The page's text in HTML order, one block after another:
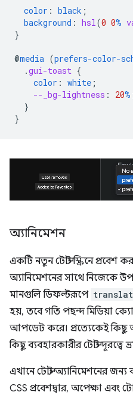
color : black ;
background : hsl(0 0%
}
@media (prefers-color-
.gui-toast {
color : white ;
--_bg-lightness : 20%
}
}
অ্যানিমেশন
একটি নতুন টোস্ট স্ক্রিনে প্রবেশ
অ্যানিমেশনের সাথে নিজেকে
মানগুলি ডিফল্টরূপে
হয়, তবে গতি পছন্দ মিডিয়া
আপডেট করে। প্রত্যেকেই কিছু
কিছু ব্যবহারকারীর টোস্ট দূরত্বে
এখানে টোস্ট অ্যানিমেশনের
CSS প্রবেশদ্বার, অপেক্ষা এবং